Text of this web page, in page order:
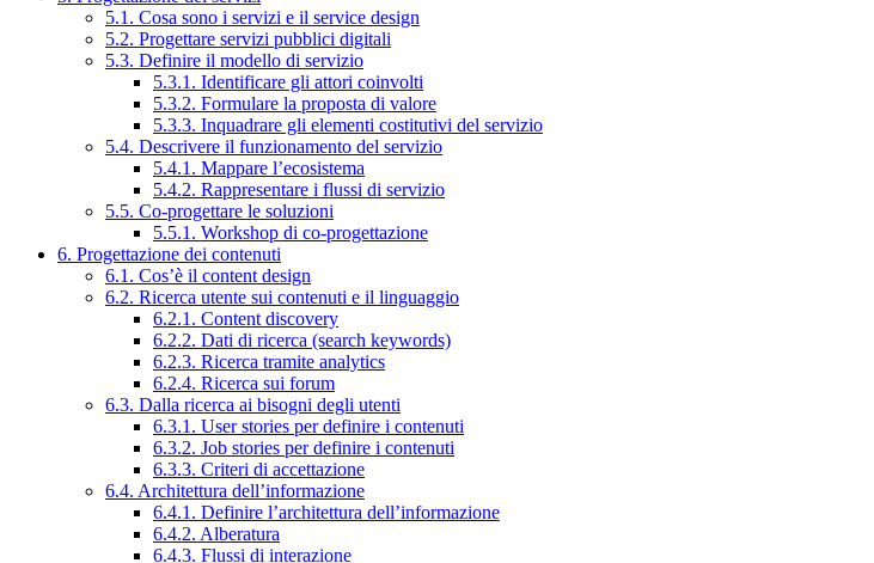
5.1. Cosa sono i servizi e il service design
5.2. Progettare servizi pubblici digitali
5.3. Definire il modello di servizio
5.3.1. Identificare gli attori coinvolti
5.3.2. Formulare la proposta di valore
5.3.3. Inquadrare gli elementi costitutivi del servizio
5.4. Descrivere il funzionamento del servizio
5.4.1. Mappare l’ecosistema
5.4.2. Rappresentare i flussi di servizio
5.5. Co-progettare le soluzioni
5.5.1. Workshop di co-progettazione
6. Progettazione dei contenuti
6.1. Cos’è il content design
6.2. Ricerca utente sui contenuti e il linguaggio
6.2.1. Content discovery
6.2.2. Dati di ricerca (search keywords)
6.2.3. Ricerca tramite analytics
6.2.4. Ricerca sui forum
6.3. Dalla ricerca ai bisogni degli utenti
6.3.1. User stories per definire i contenuti
6.3.2. Job stories per definire i contenuti
6.3.3. Criteri di accettazione
6.4. Architettura dell’informazione
6.4.1. Definire l’architettura dell’informazione
6.4.2. Alberatura
6.4.3. Flussi di interazione